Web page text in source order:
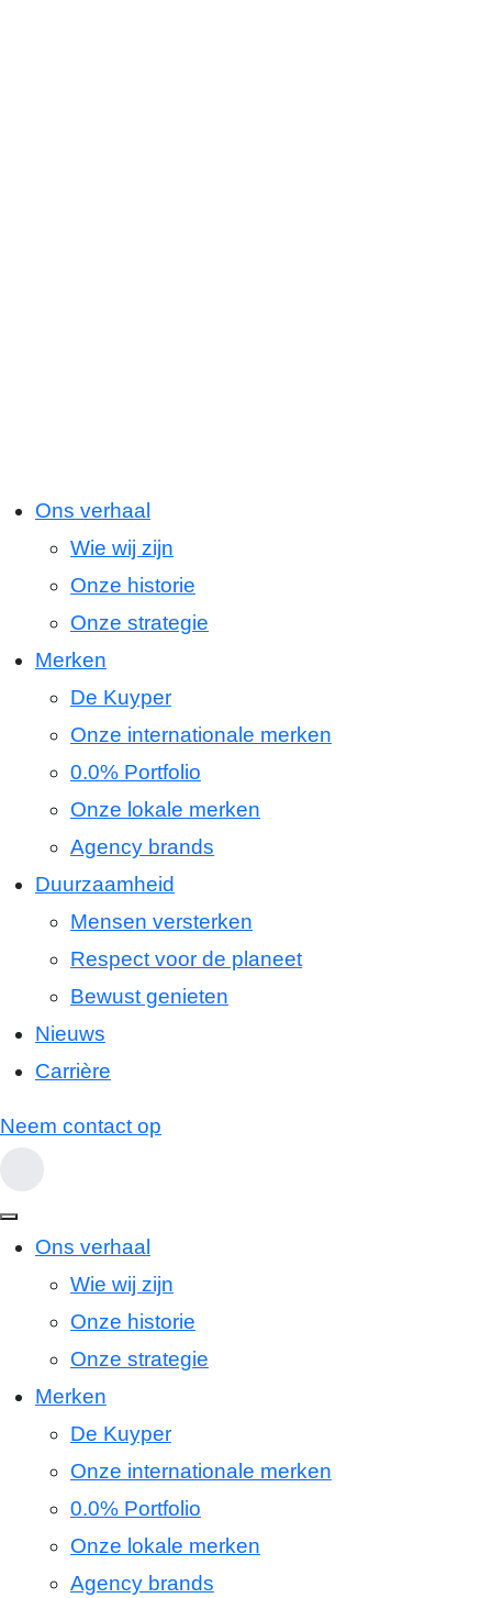
Ons verhaal
Wie wij zijn
Onze historie
Onze strategie
Merken
De Kuyper
Onze internationale merken
0.0% Portfolio
Onze lokale merken
Agency brands
Duurzaamheid
Mensen versterken
Respect voor de planeet
Bewust genieten
Nieuws
Carrière
Neem contact op
Ons verhaal
Wie wij zijn
Onze historie
Onze strategie
Merken
De Kuyper
Onze internationale merken
0.0% Portfolio
Onze lokale merken
Agency brands